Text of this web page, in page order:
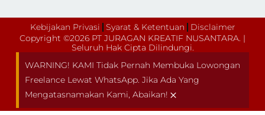
Kebijakan Privasi Syarat & Ketentuan
Disclaimer
Copyright ©2026 PT JURAGAN KREATIF NUSANTARA. |
Seluruh Hak Cipta Dilindungi.
WARNING! KAMI Tidak Pernah Membuka Lowongan
Freelance Lewat WhatsApp. Jika Ada Yang
Mengatasnamakan Kami, Abaikan! ×